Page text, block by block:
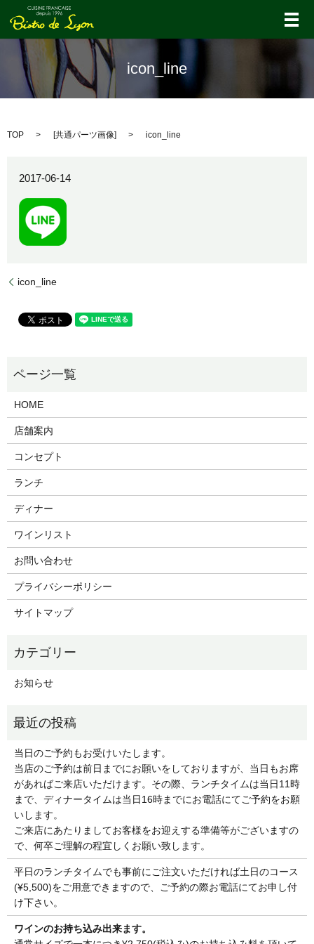
メ
icon_line
TOP [共通パーツ画像] icon_line
2017-06-14
icon_line
HOME
店舗案内
コンセプト
ランチ
ディナー
ワインリスト
お問い合わせ
プライバシーポリシー
サイトマップ
お知らせ
当日のご予約もお受けいたします。
当店のご予約は前日までにお願いをしておりますが、当日もお席
があればご来店いただけます。その際、ランチタイムは当日11時
まで、ディナータイムは当日16時までにお電話にてご予約をお願
いします。
ご来店にあたりましてお客様をお迎えする準備等がございますの
で、何卒ご理解の程宜しくお願い致します。
平日のランチタイムでも事前にご注文いただければ土日のコース
(¥5,500)をご用意できますので、ご予約の際お電話にてお申し付
け下さい。
ワインのお持ち込み出来ます。